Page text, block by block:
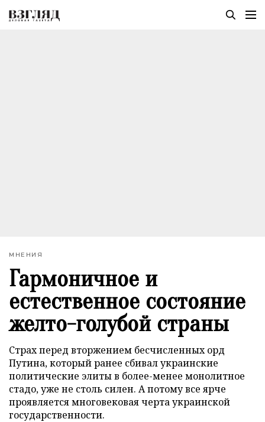
МНЕНИЯ
Гармоничное и
естественное состояние
желто-голубой страны
Страх перед вторжением бесчисленных орд
Путина, который ранее сбивал украинские
политические элиты в более-менее монолитное
стадо, уже не столь силен. А потому все ярче
проявляется многовековая черта украинской
государственности.